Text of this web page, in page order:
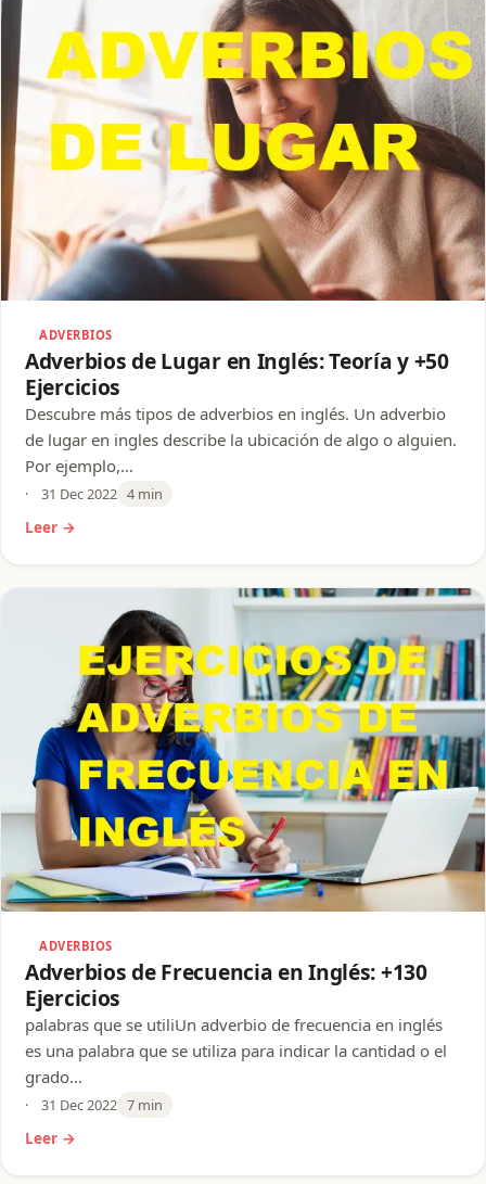
ADVERBIOS
Adverbios de Lugar en Inglés: Teoría y +50
Ejercicios
Descubre más tipos de adverbios en inglés. Un adverbio
de lugar en ingles describe la ubicación de algo o alguien.
Por ejemplo,…
31 Dec 2022 4 min
Leer →
ADVERBIOS
Adverbios de Frecuencia en Inglés: +130
Ejercicios
palabras que se utiliUn adverbio de frecuencia en inglés
es una palabra que se utiliza para indicar la cantidad o el
grado…
31 Dec 2022 7 min
Leer →